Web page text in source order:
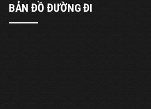
BẢN ĐỒ ĐƯỜNG ĐI